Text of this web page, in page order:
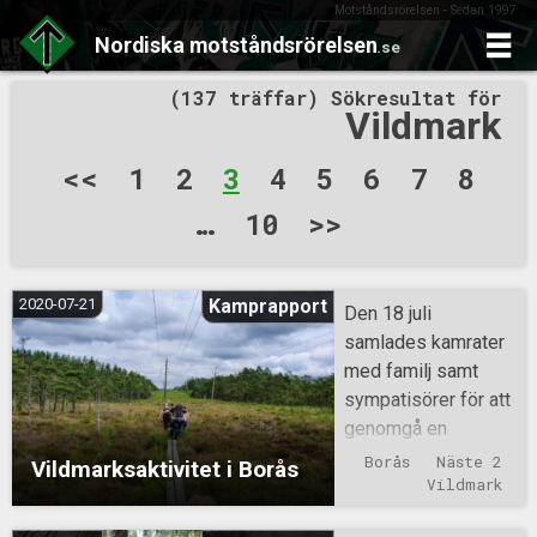
Motståndsrörelsen - Sedan 1997
Nordiska motståndsrörelsen.se
to
(137 träffar) Sökresultat för
Vildmark
Sidnumrering
<< 1 2 3 4 5 6 7
8
…
10 >>
Vildmarksaktivitet i Borås
2020-07-21 Kamprapport
Den 18 juli
samlades kamrater
med familj samt
sympatisörer för att
genomgå en
introduktionskurs i
vildmark –
Borås
Näste 2
Vildmark